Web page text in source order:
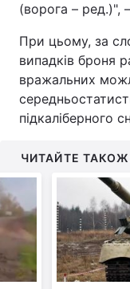
(ворога – ред.)",
При цьому, за
випадків броня
вражальних
підкаліберного
ЧИТАЙТЕ